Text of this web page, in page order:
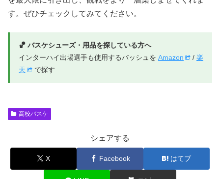
す。ぜひチェックしてみてください。
🏀 バスケシューズ・用品を探している方へ
インターハイ出場選手も使用するバッシュを Amazon / 楽
天
で探す
高校バスケ
シェアする
X Facebook はてブ